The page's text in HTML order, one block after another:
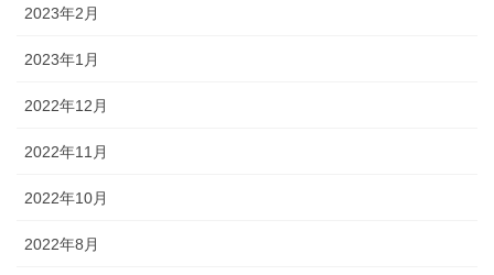
2023年2月
2023年1月
2022年12月
2022年11月
2022年10月
2022年8月